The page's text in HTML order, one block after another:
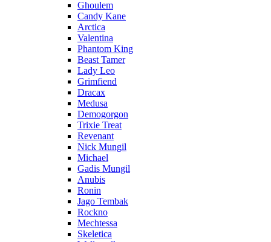
Ghoulem
Candy Kane
Arctica
Valentina
Phantom King
Beast Tamer
Lady Leo
Grimfiend
Dracax
Medusa
Demogorgon
Trixie Treat
Revenant
Nick Mungil
Michael
Gadis Mungil
Anubis
Ronin
Jago Tembak
Rockno
Mechtessa
Skeletica